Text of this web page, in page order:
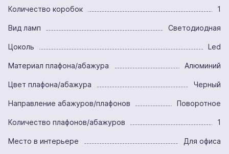
Количество коробок 1
Вид ламп Светодиодная
Цоколь Led
Материал плафона/абажура Алюминий
Цвет плафона/абажура Черный
Направление абажуров/плафонов Поворотное
Количество плафонов/абажуров 1
Место в интерьере Для офиса